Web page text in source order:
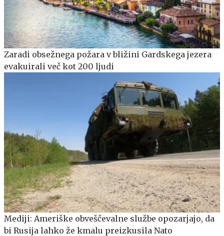
Zaradi obsežnega požara v bližini Gardskega jezera
evakuirali več kot 200 ljudi
Mediji: Ameriške obveščevalne službe opozarjajo, da
bi Rusija lahko že kmalu preizkusila Nato